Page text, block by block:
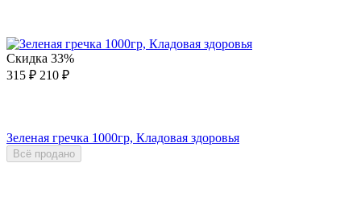
Скидка 33%
315 ₽ 210 ₽
Зеленая гречка 1000гр, Кладовая здоровья
Всё продано